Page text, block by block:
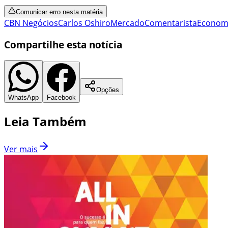
Comunicar erro nesta matéria
CBN NegóciosCarlos OshiroMercadoComentarista
Compartilhe esta notícia
WhatsApp Facebook
Opções
Leia Também
Ver mais